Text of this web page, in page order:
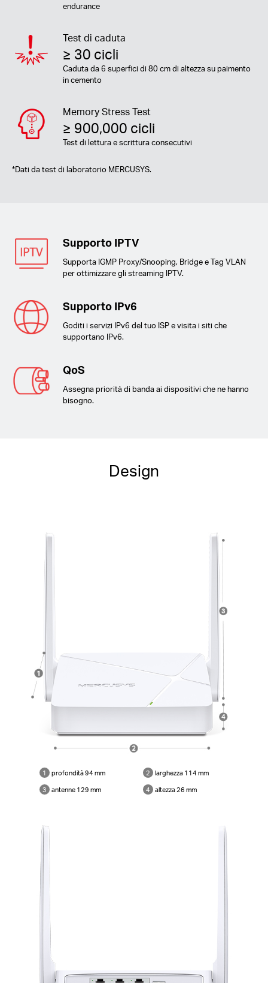
endurance
Test di caduta
≥ 30 cicli
Caduta da 6 superfici di 80 cm di altezza su paimento
in cemento
Memory Stress Test
≥ 900,000 cicli
Test di lettura e scrittura consecutivi
*Dati da test di laboratorio MERCUSYS.
Supporto IPTV
Supporta IGMP Proxy/Snooping, Bridge e Tag VLAN
per ottimizzare gli streaming IPTV.
Supporto IPv6
Goditi i servizi IPv6 del tuo ISP e visita i siti che
supportano IPv6.
QoS
Assegna priorità di banda ai dispositivi che ne hanno
bisogno.
Design
1 profondità 94 mm 2 larghezza 114 mm
3 antenne 129 mm 4 altezza 26 mm